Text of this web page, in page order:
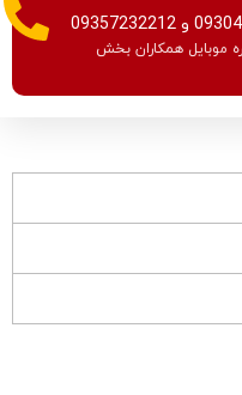
از ساعت 14 تا 16 با شماره موبایل همکاران بخش